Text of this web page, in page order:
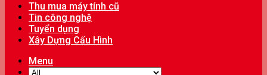
Thu mua máy tính cũ
Tin công nghệ
Tuyển dụng
Xây Dựng Cấu Hình
Menu